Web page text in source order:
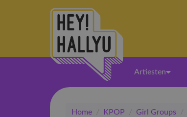
Artiesten
Home / KPOP / Girl Groups /